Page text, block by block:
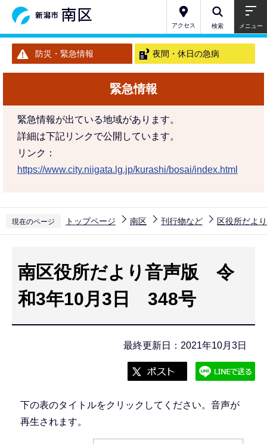
ジ
先
アクセス 検索 メニュー
防災・緊急情報 夜間・休日の急病
緊急情報
緊急情報が出ている地域があります。
詳細は下記リンクで公開しています。
リンク：
https://www.city.niigata.lg.jp/kurashi/bosai/index.html
現在のページ トップページ 南区 刊行物など 区役所だよ
南区役所だより音声版 令
和3年10月3日 348号
最終更新日：2021年10月3日
下の表のタイトルをクリックしてください。音声が
再生されます。